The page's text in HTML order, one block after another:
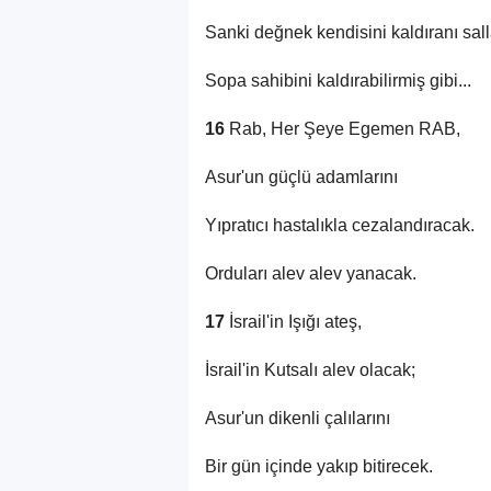
Sanki değnek kendisini kaldıranı
Sopa sahibini kaldırabilirmiş gibi...
16 Rab, Her Şeye Egemen RAB,
Asur'un güçlü adamlarını
Yıpratıcı hastalıkla cezalandıracak.
Orduları alev alev yanacak.
17 İsrail'in Işığı ateş,
İsrail'in Kutsalı alev olacak;
Asur'un dikenli çalılarını
Bir gün içinde yakıp bitirecek.